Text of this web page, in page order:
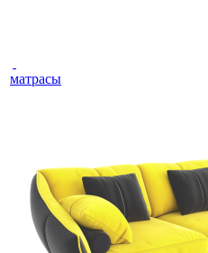
матрасы